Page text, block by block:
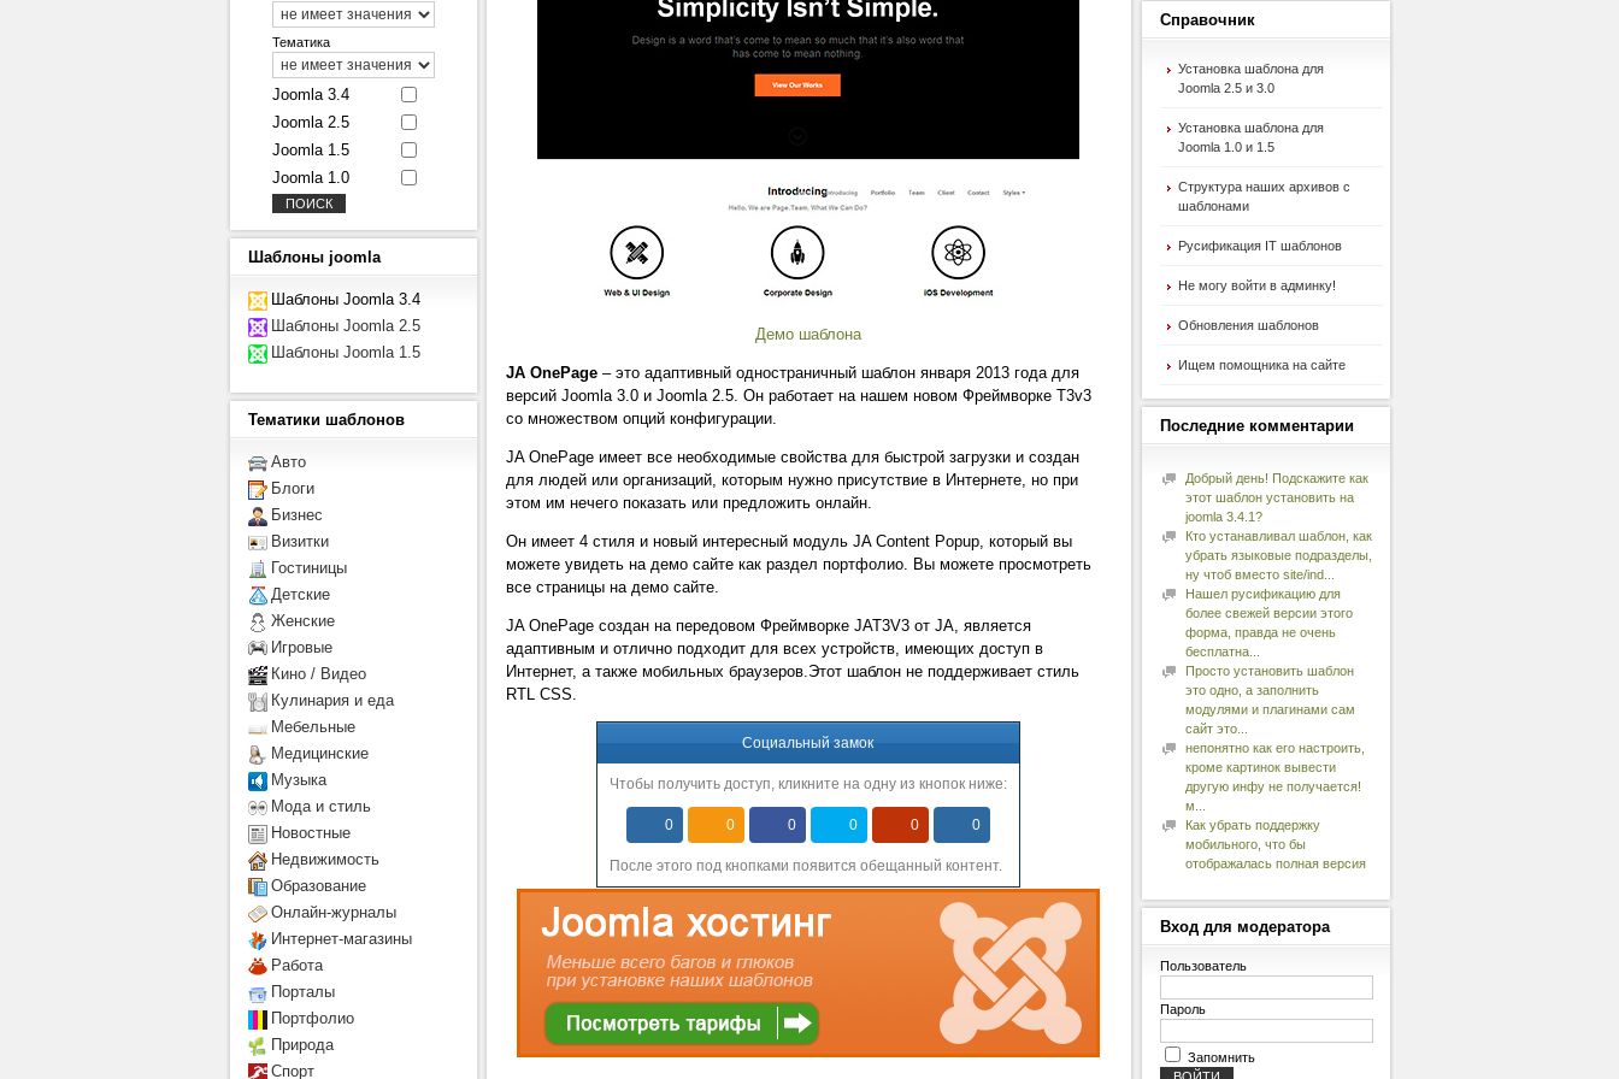
Демо шаблона
JA OnePage – это адаптивный одностраничный шаблон января 2013 года для
версий Joomla 3.0 и Joomla 2.5. Он работает на нашем новом Фреймворке T3v3
со множеством опций конфигурации.
JA OnePage имеет все необходимые свойства для быстрой загрузки и создан
для людей или организаций, которым нужно присутствие в Интернете, но при
этом им нечего показать или предложить онлайн.
Он имеет 4 стиля и новый интересный модуль JA Content Popup, который вы
можете увидеть на демо сайте как раздел портфолио. Вы можете просмотреть
все страницы на демо сайте.
JA OnePage создан на передовом Фреймворке JAT3V3 от JA, является
адаптивным и отлично подходит для всех устройств, имеющих доступ в
Интернет, а также мобильных браузеров.Этот шаблон не поддерживает стиль
RTL CSS.
Социальный замок
Чтобы получить доступ, кликните на одну из кнопок ниже:
0 0 0 0 0 0
После этого под кнопками появится обещанный контент.
Тематика
Joomla 3.4
Joomla 2.5
Joomla 1.5
Joomla 1.0
Шаблоны joomla
Шаблоны Joomla 3.4
Шаблоны Joomla 2.5
Шаблоны Joomla 1.5
Тематики шаблонов
Авто
Блоги
Бизнес
Визитки
Гостиницы
Детcкие
Женские
Игровые
Кино / Видео
Кулинария и еда
Мебельные
Медицинские
Музыка
Мода и стиль
Новостные
Недвижимость
Образование
Онлайн-журналы
Интернет-магазины
Работа
Порталы
Портфолио
Природа
Спорт
Справочник
Установка шаблона для
Joomla 2.5 и 3.0
Установка шаблона для
Joomla 1.0 и 1.5
Структура наших архивов с
шаблонами
Русификация IT шаблонов
Не могу войти в админку!
Обновления шаблонов
Ищем помощника на сайте
Последниекомментарии
Добрый день! Подскажите как
этот шаблон установить на
joomla 3.4.1?
Кто устанавливал шаблон, как
убрать языковые подразделы,
ну чтоб вместо site/ind...
Нашел русификацию для
более свежей версии этого
форма, правда не очень
бесплатна...
Просто установить шаблон
это одно, а заполнить
модулями и плагинами сам
сайт это...
непонятно как его настроить,
кроме картинок вывести
другую инфу не получается!
м...
Как убрать поддержку
мобильного, что бы
отображалась полная версия
Входдля модератора
Пользователь
Пароль
Запомнить